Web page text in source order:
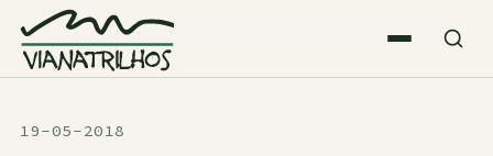
Quem somos
19-05-2018